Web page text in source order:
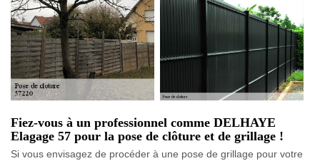
Fiez-vous à un professionnel comme DELHAYE
Elagage 57 pour la pose de clôture et de grillage !
Si vous envisagez de procéder à une pose de grillage pour votre